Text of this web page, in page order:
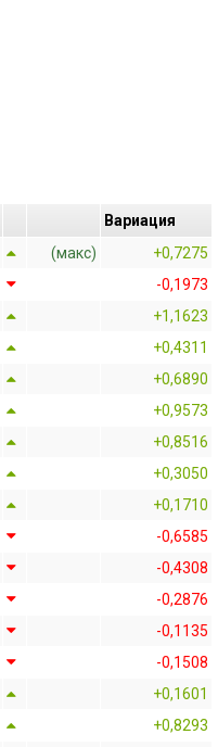
Bариация
(макс)
+0,7275
-0,1973
+1,1623
+0,4311
+0,6890
+0,9573
+0,8516
+0,3050
+0,1710
-0,6585
-0,4308
-0,2876
-0,1135
-0,1508
+0,1601
+0,8293